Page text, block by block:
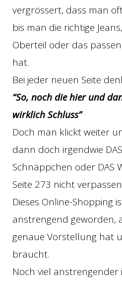
vergrössert, dass man
bis man die richtige
Oberteil oder das
hat.
Bei jeder neuen Seite
“So, noch die hier und
wirklich Schluss”
Doch man klickt weiter
dann doch irgendwie
Schnäppchen oder DAS
Seite 273 nicht
Dieses Online-Shopping
anstrengend geworden,
genaue Vorstellung hat
braucht.
Noch viel anstrengender